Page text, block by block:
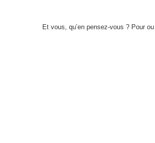
Et vous, qu’en pensez-vous ? Pour